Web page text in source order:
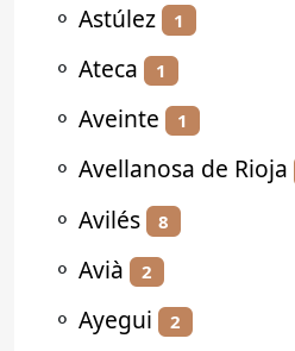
⚬ Astúlez 1
⚬ Ateca 1
⚬ Aveinte 1
⚬ Avellanosa de Rioja
⚬ Avilés 8
⚬ Avià 2
⚬ Ayegui 2